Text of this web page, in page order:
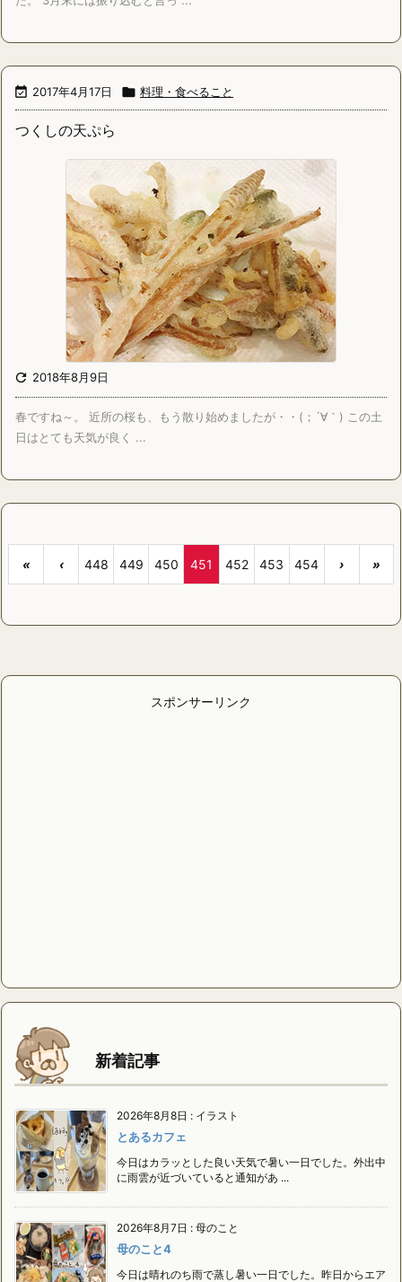
 2017年4月17日  料理・食べること
つくしの天ぷら
 2018年8月9日
春ですね～。 近所の桜も、もう散り始めましたが・・(；´∀｀) この土
日はとても天気が良く ...
« ‹ 448 449 450 451 452 453 454 › »
スポンサーリンク
新着記事
2026年8月8日 : イラスト
とあるカフェ
今日はカラッとした良い天気で暑い一日でした。外出中
に雨雲が近づいていると通知があ ...
2026年8月7日 : 母のこと
母のこと4
今日は晴れのち雨で蒸し暑い一日でした。昨日からエア